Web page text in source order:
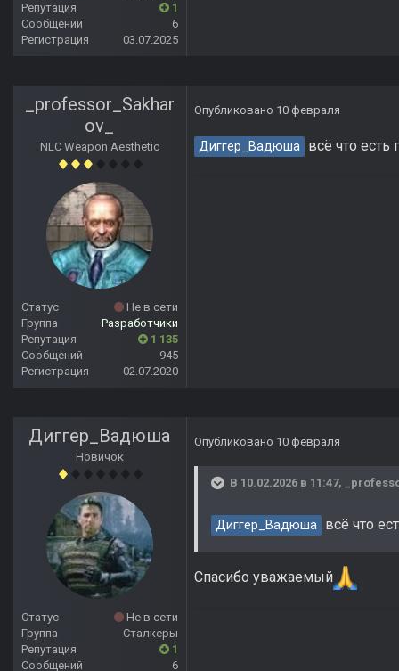
Репутация
1
Сообщений
6
Регистрация
03.07.2025
_professor_Sakhar
ov_
NLC Weapon Aesthetic
Статус
Не в сети
Группа
Разработчики
Репутация
1 135
Сообщений
945
Регистрация
02.07.2020
Опубликовано 10 февраля
Диггер_Вадюша всё что
Диггер_Вадюша
Новичок
Статус
Не в сети
Группа
Сталкеры
Репутация
1
Сообщений
6
Опубликовано 10 февраля
В 10.02.2026 в 11:47,
Диггер_Вадюша всё что
Спасибо уважаемый